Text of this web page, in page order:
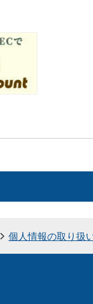
個人情報の取り扱